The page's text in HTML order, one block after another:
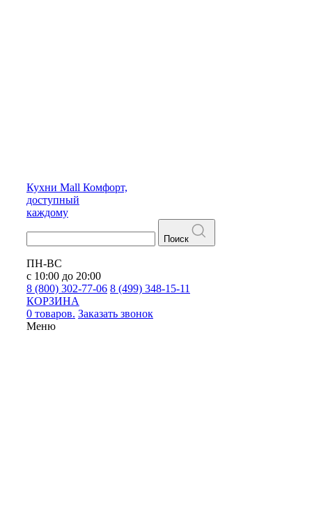
Кухни Mall Комфорт,
доступный
каждому
Поиск
ПН-ВС
с 10:00 до 20:00
8 (800) 302-77-06 8 (499) 348-15-11
КОРЗИНА
0 товаров. Заказать звонок
Меню